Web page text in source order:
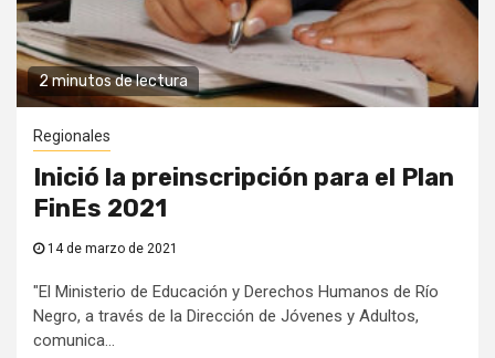
2 minutos de lectura
Regionales
Inició la preinscripción para el Plan
FinEs 2021
14 de marzo de 2021
"El Ministerio de Educación y Derechos Humanos de Río
Negro, a través de la Dirección de Jóvenes y Adultos,
comunica...